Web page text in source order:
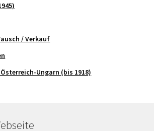
/ Verkauf
Ungarn (bis 1918)